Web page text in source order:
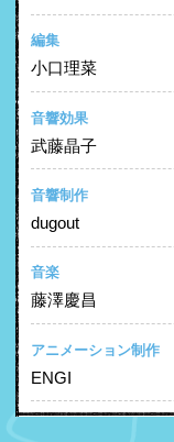
編集
小口理菜
音響効果
武藤晶子
音響制作
dugout
音楽
藤澤慶昌
アニメーション制作
ENGI